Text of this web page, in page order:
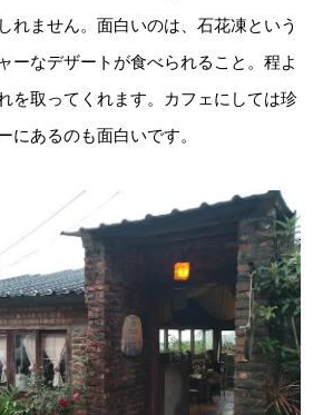
れません。面白いのは、石花凍という
ーなデザートが食べられること。程よ
を取ってくれます。カフェにしては珍
にあるのも面白いです。